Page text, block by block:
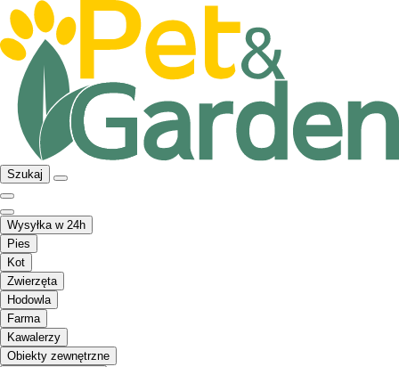
Szukaj
Wysyłka w 24h
Pies
Kot
Zwierzęta
Hodowla
Farma
Kawalerzy
Obiekty zewnętrzne